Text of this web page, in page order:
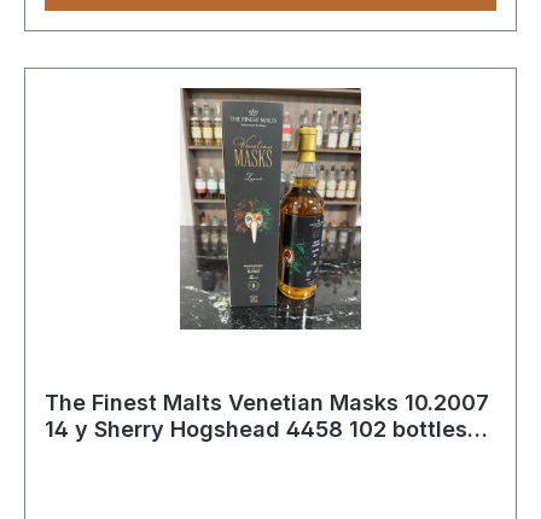
The Finest Malts Venetian Masks 10.2007
14 y Sherry Hogshead 4458 102 bottles